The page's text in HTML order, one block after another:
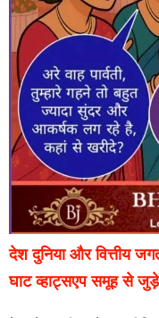
देश दुनिया और वित्तीय
घाट व्हाट्सएप समूह से